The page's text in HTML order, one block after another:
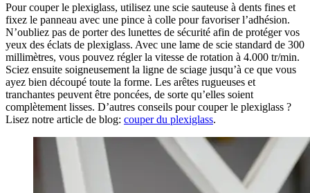
Pour couper le plexiglass, utilisez une scie sauteuse à dents fines et
fixez le panneau avec une pince à colle pour favoriser l’adhésion.
N’oubliez pas de porter des lunettes de sécurité afin de protéger vos
yeux des éclats de plexiglass. Avec une lame de scie standard de 300
millimètres, vous pouvez régler la vitesse de rotation à 4.000 tr/min.
Sciez ensuite soigneusement la ligne de sciage jusqu’à ce que vous
ayez bien découpé toute la forme. Les arêtes rugueuses et
tranchantes peuvent être poncées, de sorte qu’elles soient
complètement lisses. D’autres conseils pour couper le plexiglass ?
Lisez notre article de blog: couper du plexiglass.